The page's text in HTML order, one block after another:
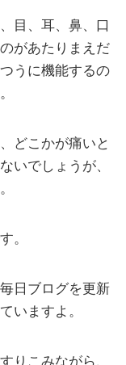
目、耳、鼻、口
があたりまえだ
うに機能するの
どこかが痛いと
いでしょうが、
。
日ブログを更新
いますよ。
りこみながら、